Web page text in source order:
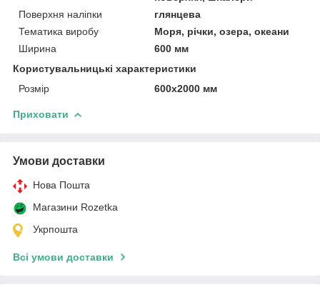
Поверхня наліпки
глянцева
Тематика виробу
Моря, річки, озера, океани
Ширина
600 мм
Користувальницькі характеристики
Розмір
600х2000 мм
Приховати
Умови доставки
Нова Пошта
Магазини Rozetka
Укрпошта
Всі умови доставки